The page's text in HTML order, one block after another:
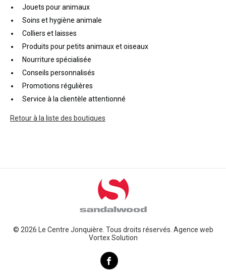
Jouets pour animaux
Soins et hygiène animale
Colliers et laisses
Produits pour petits animaux et oiseaux
Nourriture spécialisée
Conseils personnalisés
Promotions régulières
Service à la clientèle attentionné
Retour à la liste des boutiques
© 2026 Le Centre Jonquière. Tous droits réservés. Agence web
Vortex Solution
Facebook